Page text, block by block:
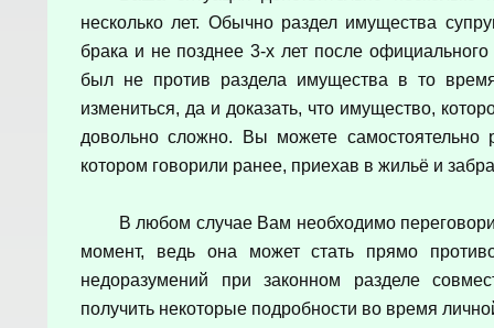
несколько лет. Обычно раздел имущества
брака и не позднее 3-х лет после
был не против раздела имущества в то
измениться, да и доказать, что имущество,
довольно сложно. Вы можете самостоятельно
котором говорили ранее, приехав в жильё и
В любом случае Вам необходимо
момент, ведь она может стать прямо
недоразумений при законном разделе
получить некоторые подробности во время